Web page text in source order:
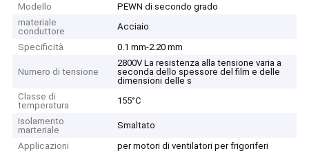
Modello
PEWN di secondo grado
materiale
conduttore
Acciaio
Specificità
0.1 mm-2.20 mm
Numero di tensione
2800V La resistenza alla tensione varia a
seconda dello spessore del film e delle
dimensioni delle s
Classe di
temperatura
155°C
Isolamento
marteriale
Smaltato
Applicazioni
per motori di ventilatori per frigoriferi